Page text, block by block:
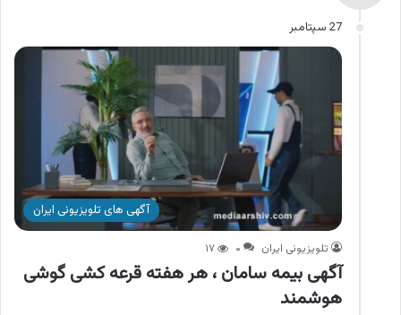
27 سپتامبر
آگهی های تلویزیونی ایران
تلویزیونی ایران ۰ ۱۷
آگهی بیمه سامان ، هر هفته قرعه کشی گوشی
هوشمند